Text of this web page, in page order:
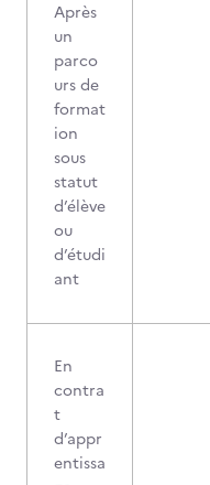
Après
un
parco
urs de
format
ion
sous
statut
d’élève
ou
d’étudi
ant
En
contra
t
d’appr
entissa